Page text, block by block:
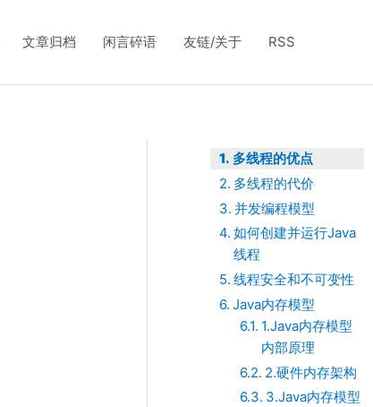
文章归档 闲言碎语 友链/关于 RSS
多线程的优点
多线程的代价
并发编程模型
如何创建并运行Java
线程
线程安全和不可变性
Java内存模型
1.Java内存模型
内部原理
2.硬件内存架构
3.Java内存模型